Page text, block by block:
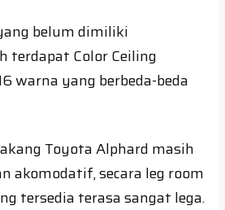
belum dimiliki
terdapat Color Ceiling
warna yang berbeda-beda
Toyota Alphard masih
akomodatif, secara leg room
tersedia terasa sangat lega.